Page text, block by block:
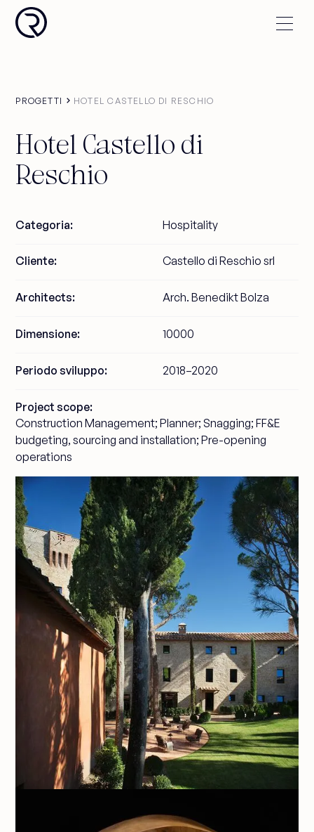
PROGETTI HOTEL CASTELLO DI RESCHIO
Hotel Castello di
Reschio
Categoria: Hospitality
Cliente: Castello di Reschio srl
Architects: Arch. Benedikt Bolza
Dimensione: 10000
Periodo sviluppo: 2018–2020
Project scope:
Construction Management; Planner; Snagging; FF&E
budgeting, sourcing and installation; Pre-opening
operations